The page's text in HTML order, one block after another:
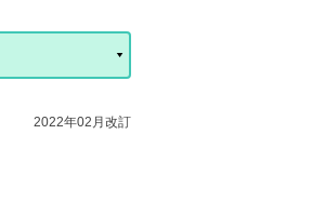
2022年02月改訂